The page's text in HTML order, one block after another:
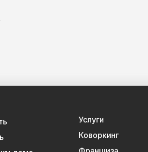
Услуги
Коворкинг